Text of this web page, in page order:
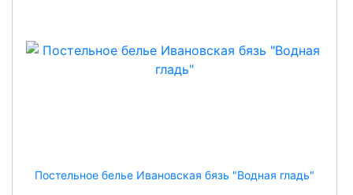
Постельное белье Ивановская бязь "Водная гладь"